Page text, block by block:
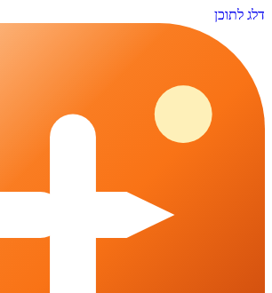
דלג לתוכן